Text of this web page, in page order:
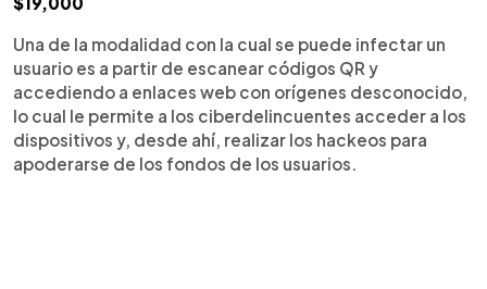
Una de la modalidad con la cual se puede infectar un
usuario es a partir de escanear códigos QR y
accediendo a enlaces web con orígenes desconocido,
lo cual le permite a los ciberdelincuentes acceder a los
dispositivos y, desde ahí, realizar los hackeos para
apoderarse de los fondos de los usuarios.